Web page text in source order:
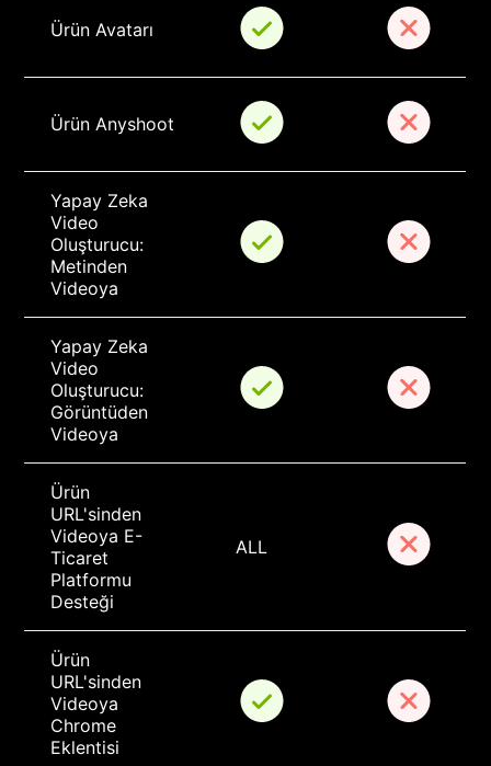
Ürün Avatarı
Ürün Anyshoot
Yapay Zeka
Video
Oluşturucu:
Metinden
Videoya
Yapay Zeka
Video
Oluşturucu:
Görüntüden
Videoya
Ürün
URL'sinden
Videoya E-
Ticaret
Platformu
Desteği
ALL
Ürün
URL'sinden
Videoya
Chrome
Eklentisi